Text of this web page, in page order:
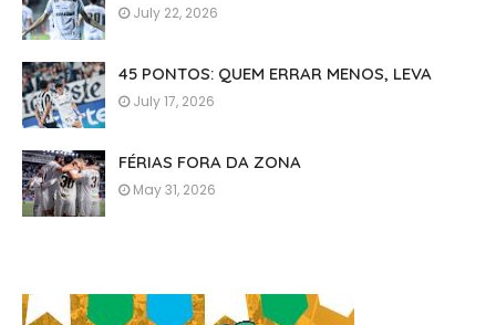
July 22, 2026
45 PONTOS: QUEM ERRAR MENOS, LEVA
July 17, 2026
FÉRIAS FORA DA ZONA
May 31, 2026